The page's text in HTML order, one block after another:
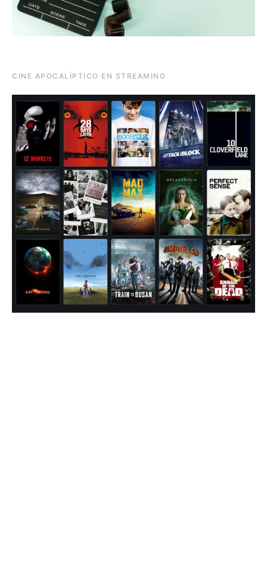
CINE APOCALÍPTICO EN STREAMING